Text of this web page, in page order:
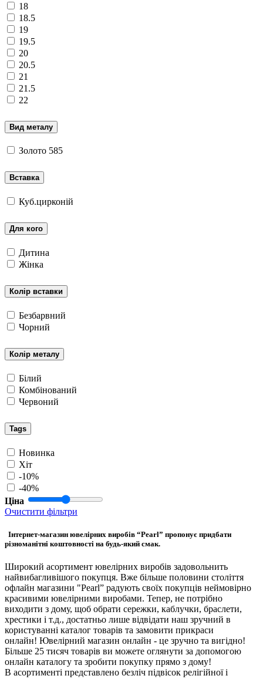
18
18.5
19
19.5
20
20.5
21
21.5
22
Вид металу
Золото 585
Вставка
Куб.цирконій
Для кого
Дитина
Жінка
Колір вставки
Безбарвний
Чорний
Колір металу
Білий
Комбінований
Червоний
Tags
Новинка
Хіт
-10%
-40%
Ціна
Очистити фільтри
Інтернет-магазин ювелірних виробів “Pearl” пропонує придбати
різноманітні коштовності на будь-який смак.
Широкий асортимент ювелірних виробів задовольнить
найвибагливішого покупця. Вже більше половини століття
офлайн магазини "Pearl” радують своїх покупців неймовірно
красивими ювелірними виробами. Тепер, не потрібно
виходити з дому, щоб обрати сережки, каблучки, браслети,
хрестики і т.д., достатньо лише відвідати наш зручний в
користуванні каталог товарів та замовити прикраси
онлайн! Ювелірний магазин онлайн - це зручно та вигідно!
Більше 25 тисяч товарів ви можете оглянути за допомогою
онлайн каталогу та зробити покупку прямо з дому!
В асортименті представлено безліч підвісок релігійної і